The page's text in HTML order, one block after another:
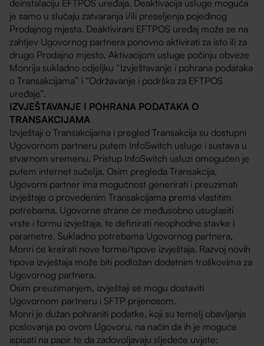
deinstalaciju EFTPOS uređaja. Deaktivacija usluge moguća
je samo u slučaju zatvaranja i/ili preseljenja pojedinog
Prodajnog mjesta. Deaktivirani EFTPOS uređaj može se na
zahtjev Ugovornog partnera ponovno aktivirati za isto ili za
drugo Prodajno mjesto. Aktivacijom usluge počinju obveze
Monrija sukladno odjeljku “Izvještavanje i pohrana podataka
o Transakcijama” i “Održavanje i podrška za EFTPOS
uređaje”.
IZVJEŠTAVANJE I POHRANA PODATAKA O
TRANSAKCIJAMA
Izvještaji o Transakcijama i pregled Transakcija su dostupni
Ugovornom partneru putem InfoSwitch usluge i sustava u
stvarnom vremenu. Pristup InfoSwitch usluzi omogućen je
putem internet sučelja. Osim pregleda Transakcija,
Ugovorni partner ima mogućnost generirati i preuzimati
izvještaje o provedenim Transakcijama prema vlastitim
potrebama. Ugovorne strane će međusobno usuglasiti
vrste i formu izvještaja, te definirati neophodne stavke i
parametre. Sukladno potrebama Ugovornog partnera,
Monri će kreirati nove forme/tipove izvještaja. Razvoj novih
tipova izvještaja može biti podložan dodatnim troškovima za
Ugovornog partnera.
Osim preuzimanjem, izvještaji se mogu dostaviti
Ugovornom partneru i SFTP prijenosom.
Monri je dužan pohraniti podatke, koji su temelj obavljanja
poslovanja po ovom Ugovoru, na način da ih je moguće
ispisati na papir te da zadovoljavaju sljedeće uvjete: